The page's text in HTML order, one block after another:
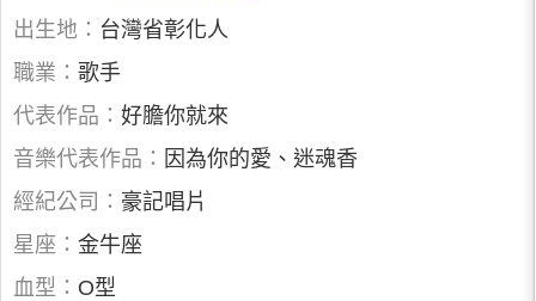
出生地： 台灣省彰化人
職業： 歌手
代表作品： 好膽你就來
音樂代表作品： 因為你的愛、迷魂香
經紀公司： 豪記唱片
星座： 金牛座
血型： O型